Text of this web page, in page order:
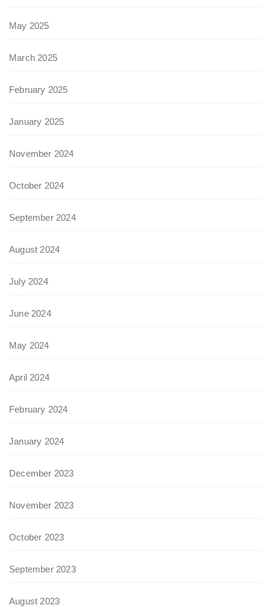
May 2025
March 2025
February 2025
January 2025
November 2024
October 2024
September 2024
August 2024
July 2024
June 2024
May 2024
April 2024
February 2024
January 2024
December 2023
November 2023
October 2023
September 2023
August 2023